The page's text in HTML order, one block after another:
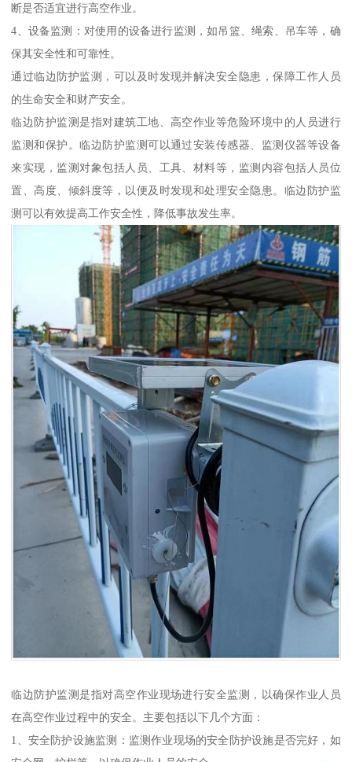
断是否适宜进行高空作业。
4、设备监测：对使用的设备进行监测，如吊篮、绳索、吊车等，确
保其安全性和可靠性。
通过临边防护监测，可以及时发现并解决安全隐患，保障工作人员
的生命安全和财产安全。
临边防护监测是指对建筑工地、高空作业等危险环境中的人员进行
监测和保护。临边防护监测可以通过安装传感器、监测仪器等设备
来实现，监测对象包括人员、工具、材料等，监测内容包括人员位
置、高度、倾斜度等，以便及时发现和处理安全隐患。临边防护监
测可以有效提高工作安全性，降低事故发生率。
临边防护监测是指对高空作业现场进行安全监测，以确保作业人员
在高空作业过程中的安全。主要包括以下几个方面：
1、安全防护设施监测：监测作业现场的安全防护设施是否完好，如